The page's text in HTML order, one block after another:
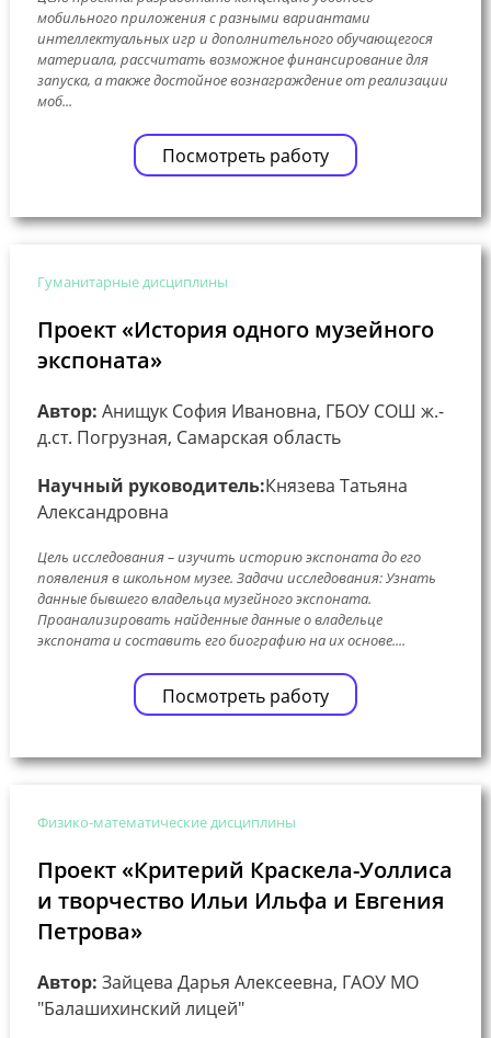
мобильного приложения с разными вариантами
интеллектуальных игр и дополнительного обучающегося
материала, рассчитать возможное финансирование для
запуска, а также достойное вознаграждение от реализации
моб...
Посмотреть работу
Гуманитарные дисциплины
Проект «История одного музейного
экспоната»
Автор: Анищук София Ивановна, ГБОУ СОШ ж.-
д.ст. Погрузная, Самарская область
Научный руководитель:Князева Татьяна
Александровна
Цель исследования – изучить историю экспоната до его
появления в школьном музее. Задачи исследования: Узнать
данные бывшего владельца музейного экспоната.
Проанализировать найденные данные о владельце
экспоната и составить его биографию на их основе....
Посмотреть работу
Физико-математические дисциплины
Проект «Критерий Краскела-Уоллиса
и творчество Ильи Ильфа и Евгения
Петрова»
Автор: Зайцева Дарья Алексеевна, ГАОУ МО
"Балашихинский лицей"